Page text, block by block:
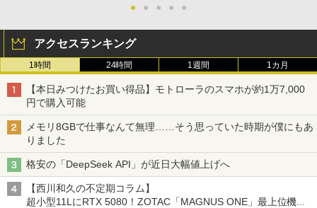
● ● ● ● ●
アクセスランキング
1時間 24時間 1週間 1カ月
【本日みつけたお買い得品】モトローラのスマホが約1万7,000
円で購入可能
メモリ8GBで仕事なんて無理……そう思っていた時期が僕にもあ
りました
格安の「DeepSeek API」が近日大幅値上げへ
【西川和久の不定期コラム】
超小型11LにRTX 5080！ZOTAC「MAGNUS ONE」最上位機の